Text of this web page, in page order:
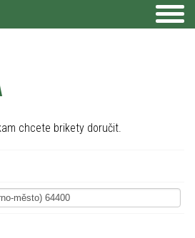
chcete brikety doručit.